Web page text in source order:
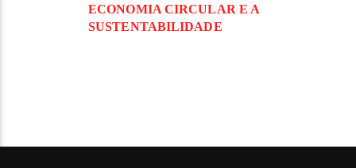
ECONOMIA CIRCULAR E A
SUSTENTABILIDADE